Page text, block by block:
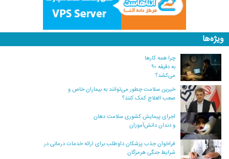
ویژه‌ها
چرا همه کارها
به دقیقه ۹۰
می‌کشد؟
خیرین سلامت چطور می‌توانند به بیماران خاص و
صعب العلاج کمک کنند؟
اجرای پیمایش کشوری سلامت دهان
و دندان دانش‌آموزان
فراخوان جذب پزشکان داوطلب برای ارائه خدمات درمانی در
شرایط جنگی هرمزگان